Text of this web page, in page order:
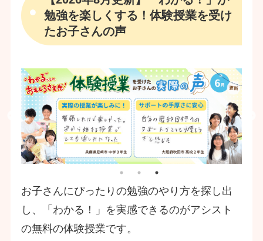
勉強を楽しくする！体験授業を受け
たお子さんの声
お子さんにぴったりの勉強のやり方を探し出
し、「わかる！」を実感できるのがアシスト
の無料の体験授業です。